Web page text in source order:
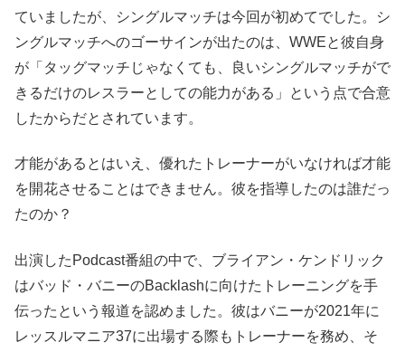
ていましたが、シングルマッチは今回が初めてでした。シ
ングルマッチへのゴーサインが出たのは、WWEと彼自身
が「タッグマッチじゃなくても、良いシングルマッチがで
きるだけのレスラーとしての能力がある」という点で合意
したからだとされています。
才能があるとはいえ、優れたトレーナーがいなければ才能
を開花させることはできません。彼を指導したのは誰だっ
たのか？
出演したPodcast番組の中で、ブライアン・ケンドリック
はバッド・バニーのBacklashに向けたトレーニングを手
伝ったという報道を認めました。彼はバニーが2021年に
レッスルマニア37に出場する際もトレーナーを務め、そ